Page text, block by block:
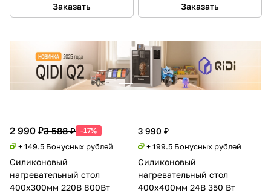
Заказать Заказать
2 990 ₽3 588 ₽ -17%
+ 149.5 Бонусных рублей
Силиконовый
нагревательный стол
400х300мм 220В 800Вт
3 990 ₽
+ 199.5 Бонусных рублей
Силиконовый
нагревательный стол
400х400мм 24В 350 Вт